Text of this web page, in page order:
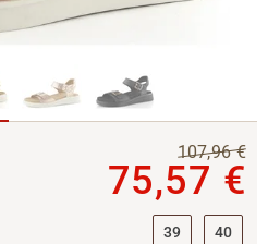
107,96 €
75,57 €
39 40